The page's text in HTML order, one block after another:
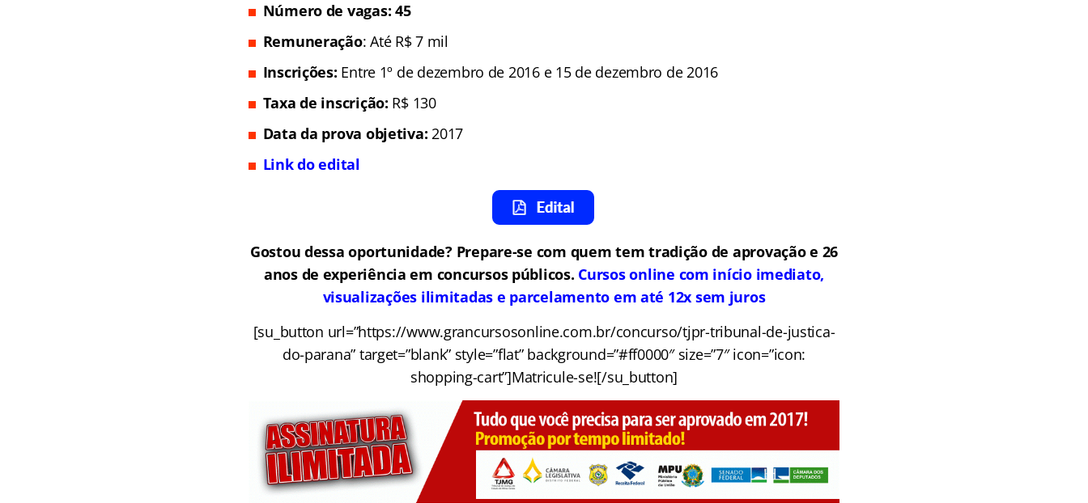
Número de vagas: 45
Remuneração: Até R$ 7 mil
Inscrições: Entre 1º de dezembro de 2016 e 15 de dezembro de 2016
Taxa de inscrição: R$ 130
Data da prova objetiva:2017
Link do edital
Gostou dessa oportunidade? Prepare-se com quem tem tradição de aprovação e 26
anos de experiência em concursos públicos. Cursos online com início imediato,
visualizações ilimitadas e parcelamento em até 12x sem juros
[su_button url=”https://www.grancursosonline.com.br/concurso/tjpr-tribunal-de-justica-
do-parana” target=”blank” style=”flat” background=”#ff0000″ size=”7″ icon=”icon:
shopping-cart”]Matricule-se![/su_button]